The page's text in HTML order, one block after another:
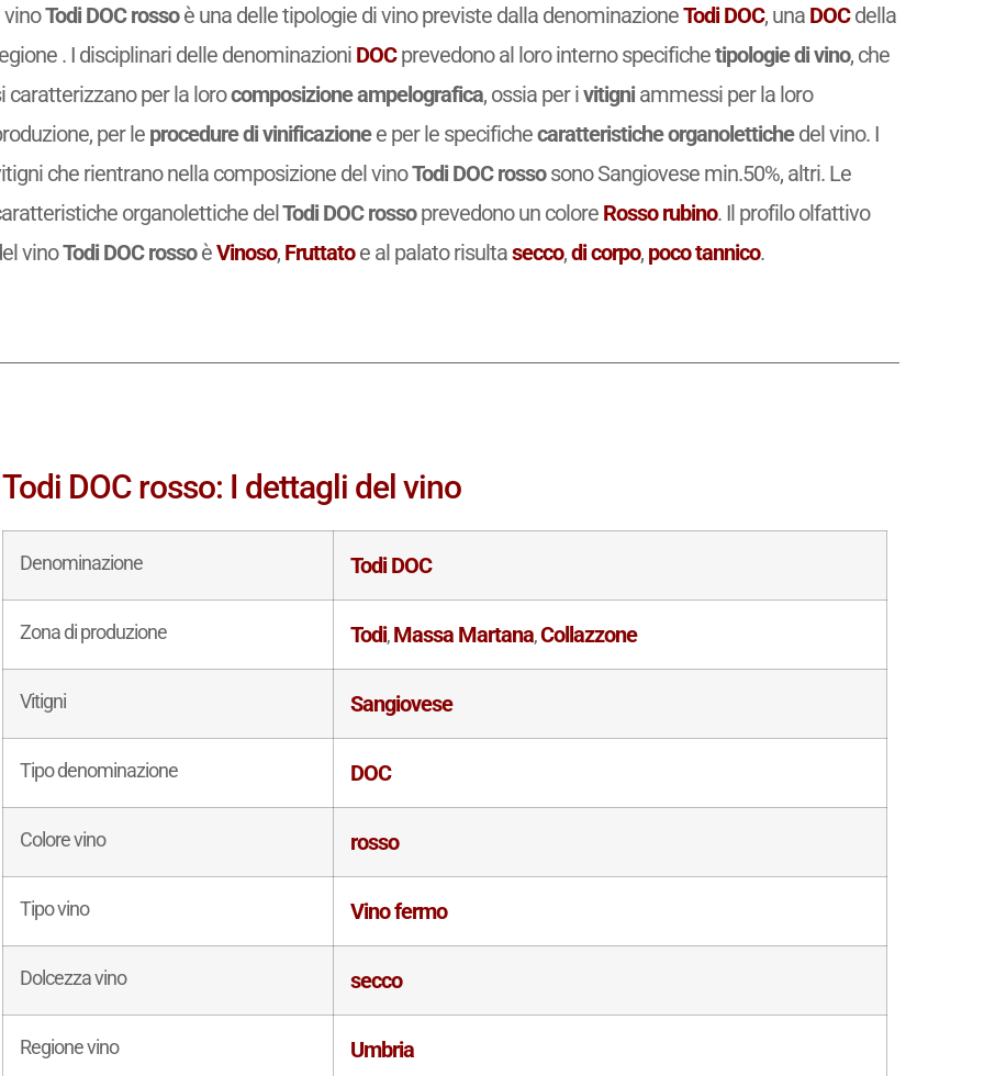
vinoTodi DOC rossoè una delle tipologie di vino previste dalla denominazioneTodi DOC, una DOCdella
. I disciplinari delle denominazioni DOCprevedono al loro interno specifichetipologie di vino, che
caratterizzano per la lorocomposizione ampelografica, ossia per ivitigniammessi per la loro
per le procedure di vinificazionee per le specifichecaratteristiche organolettichedel vino. I
che rientrano nella composizione del vinoTodi DOC rossosono Sangiovese min.50%, altri. Le
organolettiche delTodi DOC rossoprevedono un colore Rosso rubino. Il profilo olfattivo
vinoTodi DOC rossoèVinoso, Fruttatoe al palato risultasecco,di corpo, poco tannico.
Todi DOC rosso: I dettagli del vino
Denominazione Todi DOC
Zona di produzione Todi,Massa Martana,Collazzone
Vitigni Sangiovese
Tipo denominazione DOC
Colore vino rosso
Tipo vino Vino fermo
Dolcezza vino secco
Regione vino Umbria